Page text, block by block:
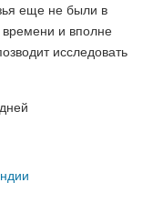
еще не были в
и вполне
исследовать